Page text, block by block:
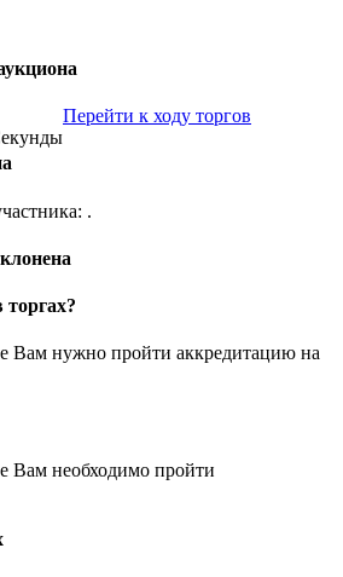
Перейти к ходу торгов
.
торгах?
Вам нужно пройти аккредитацию на
Вам необходимо пройти